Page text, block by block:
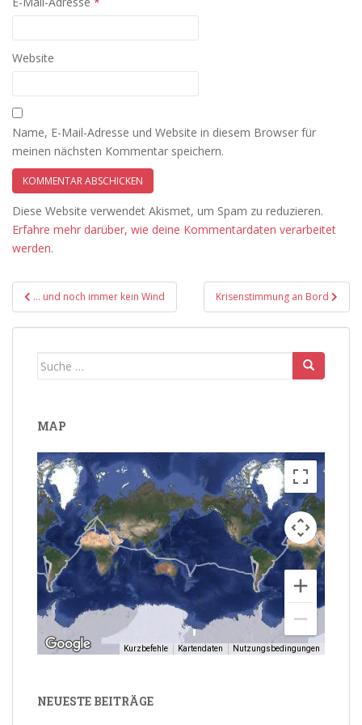
Website
Name, E-Mail-Adresse und Website in diesem Browser für
meinen nächsten Kommentar speichern.
Diese Website verwendet Akismet, um Spam zu reduzieren.
Erfahre mehr darüber, wie deine Kommentardaten verarbeitet
werden.
Beitragsnavigation
… und noch immer kein Wind Krisenstimmung an Bord
Suche
MAP
Kurzbefehle Kartendaten Nutzungsbedingungen
NEUESTE BEITRÄGE